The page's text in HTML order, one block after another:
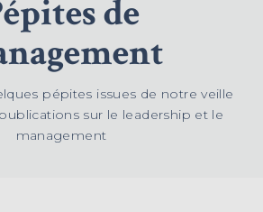
de
pépites issues de notre veille
sur le leadership et le
management